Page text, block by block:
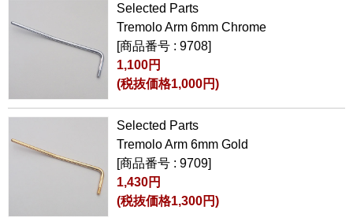
Selected Parts
Tremolo Arm 6mm Chrome
[商品番号 : 9708]
1,100円
(税抜価格1,000円)
Selected Parts
Tremolo Arm 6mm Gold
[商品番号 : 9709]
1,430円
(税抜価格1,300円)